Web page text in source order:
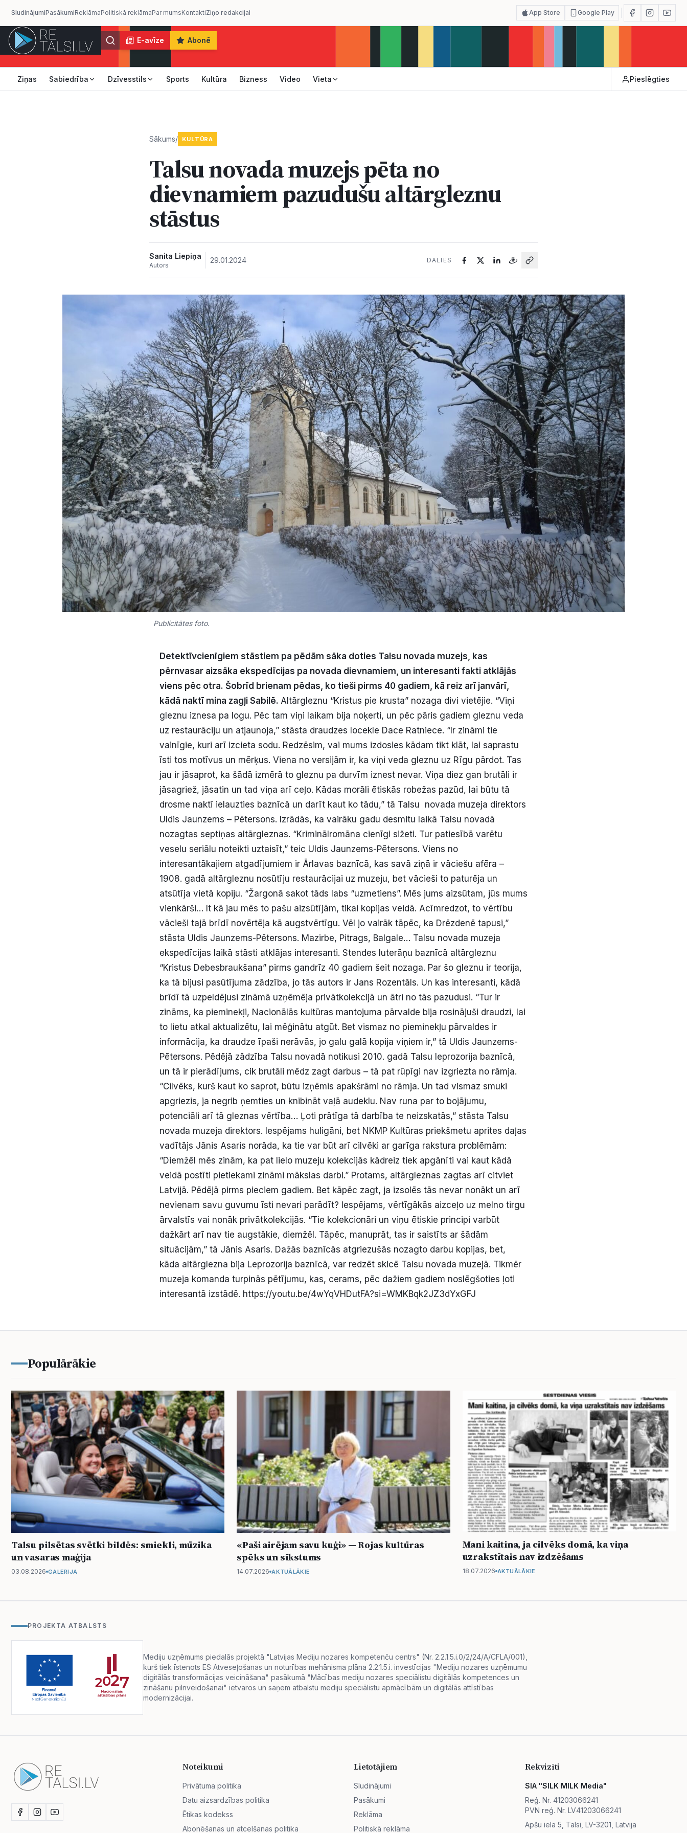
SludinājumiPasākumiReklāmaPolitiskā reklāmaPar mumsKontaktiZiņo redakcijai App Store Google Play
E-avīze Abonē
Ziņas Sabiedrība Dzīvesstils Sports Kultūra Bizness Video Vieta Pieslēgties
Sākums/ KULTŪRA
Talsu novada muzejs pēta no
dievnamiem pazudušu altārgleznu
stāstus
Sanita Liepiņa
Autors
29.01.2024 DALIES
Publicitātes foto.
Detektīvcienīgiem stāstiem pa pēdām sāka doties Talsu novada muzejs, kas
pērnvasar aizsāka ekspedīcijas pa novada dievnamiem, un interesanti fakti atklājās
viens pēc otra. Šobrīd brienam pēdas, ko tieši pirms 40 gadiem, kā reiz arī janvārī,
kādā naktī mina zagļi Sabilē. Altārgleznu “Kristus pie krusta” nozaga divi vietējie. “Viņi
gleznu iznesa pa logu. Pēc tam viņi laikam bija noķerti, un pēc pāris gadiem gleznu veda
uz restaurāciju un atjaunoja,” stāsta draudzes locekle Dace Ratniece. “Ir zināmi tie
vainīgie, kuri arī izcieta sodu. Redzēsim, vai mums izdosies kādam tikt klāt, lai saprastu
īsti tos motīvus un mērķus. Viena no versijām ir, ka viņi veda gleznu uz Rīgu pārdot. Tas
jau ir jāsaprot, ka šādā izmērā to gleznu pa durvīm iznest nevar. Viņa diez gan brutāli ir
jāsagriež, jāsatin un tad viņa arī ceļo. Kādas morāli ētiskās robežas pazūd, lai būtu tā
drosme naktī ielauzties baznīcā un darīt kaut ko tādu,” tā Talsu novada muzeja direktors
Uldis Jaunzems – Pētersons. Izrādās, ka vairāku gadu desmitu laikā Talsu novadā
nozagtas septiņas altārgleznas. “Kriminālromāna cienīgi sižeti. Tur patiesībā varētu
veselu seriālu noteikti uztaisīt,” teic Uldis Jaunzems-Pētersons. Viens no
interesantākajiem atgadījumiem ir Ārlavas baznīcā, kas savā ziņā ir vāciešu afēra –
1908. gadā altārgleznu nosūtīju restaurācijai uz muzeju, bet vācieši to paturēja un
atsūtīja vietā kopiju. “Žargonā sakot tāds labs “uzmetiens”. Mēs jums aizsūtam, jūs mums
vienkārši… It kā jau mēs to pašu aizsūtījām, tikai kopijas veidā. Acīmredzot, to vērtību
vācieši tajā brīdī novērtēja kā augstvērtīgu. Vēl jo vairāk tāpēc, ka Drēzdenē tapusi,”
stāsta Uldis Jaunzems-Pētersons. Mazirbe, Pitrags, Balgale… Talsu novada muzeja
ekspedīcijas laikā stāsti atklājas interesanti. Stendes luterāņu baznīcā altārgleznu
“Kristus Debesbraukšana” pirms gandrīz 40 gadiem šeit nozaga. Par šo gleznu ir teorija,
ka tā bijusi pasūtījuma zādzība, jo tās autors ir Jans Rozentāls. Un kas interesanti, kādā
brīdī tā uzpeldējusi zināmā uzņēmēja privātkolekcijā un ātri no tās pazudusi. “Tur ir
zināms, ka pieminekļi, Nacionālās kultūras mantojuma pārvalde bija rosinājuši draudzi, lai
to lietu atkal aktualizētu, lai mēģinātu atgūt. Bet vismaz no pieminekļu pārvaldes ir
informācija, ka draudze īpaši nerāvās, jo galu galā kopija viņiem ir,” tā Uldis Jaunzems-
Pētersons. Pēdējā zādzība Talsu novadā notikusi 2010. gadā Talsu leprozorija baznīcā,
un tā ir pierādījums, cik brutāli mēdz zagt darbus – tā pat rūpīgi nav izgriezta no rāmja.
“Cilvēks, kurš kaut ko saprot, būtu izņēmis apakšrāmi no rāmja. Un tad vismaz smuki
apgriezis, ja negrib ņemties un knibināt vaļā audeklu. Nav runa par to bojājumu,
potenciāli arī tā gleznas vērtība… Ļoti prātīga tā darbība te neizskatās,” stāsta Talsu
novada muzeja direktors. Iespējams huligāni, bet NKMP Kultūras priekšmetu aprites daļas
vadītājs Jānis Asaris norāda, ka tie var būt arī cilvēki ar garīga rakstura problēmām:
“Diemžēl mēs zinām, ka pat lielo muzeju kolekcijās kādreiz tiek apgānīti vai kaut kādā
veidā postīti pietiekami zināmi mākslas darbi.” Protams, altārgleznas zagtas arī citviet
Latvijā. Pēdējā pirms pieciem gadiem. Bet kāpēc zagt, ja izsolēs tās nevar nonākt un arī
nevienam savu guvumu īsti nevari parādīt? Iespējams, vērtīgākās aizceļo uz melno tirgu
ārvalstīs vai nonāk privātkolekcijās. “Tie kolekcionāri un viņu ētiskie principi varbūt
dažkārt arī nav tie augstākie, diemžēl. Tāpēc, manuprāt, tas ir saistīts ar šādām
situācijām,” tā Jānis Asaris. Dažās baznīcās atgriezušās nozagto darbu kopijas, bet,
kāda altārglezna bija Leprozorija baznīcā, var redzēt skicē Talsu novada muzejā. Tikmēr
muzeja komanda turpinās pētījumu, kas, cerams, pēc dažiem gadiem noslēgšoties ļoti
interesantā izstādē. https://youtu.be/4wYqVHDutFA?si=WMKBqk2JZ3dYxGFJ
Populārākie
Talsu pilsētas svētki bildēs: smiekli, mūzika
un vasaras maģija
03.08.2026 GALERIJA
«Paši airējam savu kuģi» — Rojas kultūras
spēks un sīkstums
14.07.2026 AKTUĀLĀKIE
Mani kaitina, ja cilvēks domā, ka viņa
uzrakstītais nav izdzēšams
18.07.2026 AKTUĀLĀKIE
PROJEKTA ATBALSTS
Mediju uzņēmums piedalās projektā "Latvijas Mediju nozares kompetenču centrs" (Nr. 2.2.1.5.i.0/2/24/A/CFLA/001),
kurš tiek īstenots ES Atveseļošanas un noturības mehānisma plāna 2.2.1.5.i. investīcijas "Mediju nozares uzņēmumu
digitālās transformācijas veicināšana" pasākumā "Mācības mediju nozares speciālistu digitālās kompetences un
zināšanu pilnveidošanai" ietvaros un saņem atbalstu mediju speciālistu apmācībām un digitālās attīstības
modernizācijai.
Noteikumi
Privātuma politika
Datu aizsardzības politika
Ētikas kodekss
Abonēšanas un atcelšanas politika
Lietotājiem
Sludinājumi
Pasākumi
Reklāma
Politiskā reklāma
Rekvizīti
SIA "SILK MILK Media"
Reģ. Nr. 41203066241
PVN reģ. Nr. LV41203066241
Apšu iela 5, Talsi, LV-3201, Latvija